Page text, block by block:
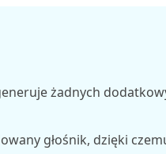
żadnych
głośnik, dzięki